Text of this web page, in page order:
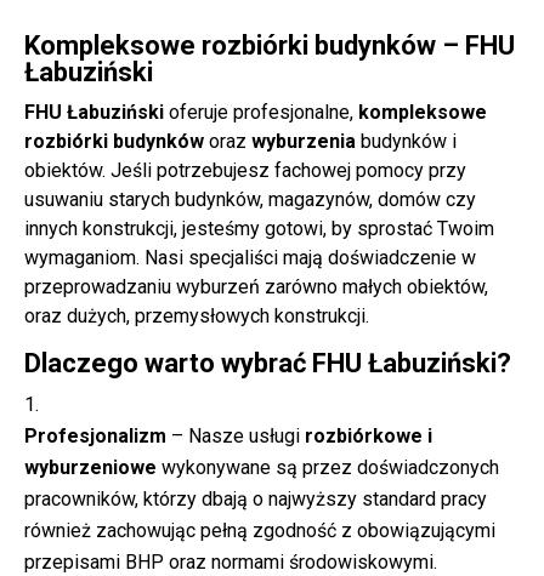
Kompleksowe rozbiórki budynków – FHU
Łabuziński
FHU Łabuziński oferuje profesjonalne, kompleksowe
rozbiórki budynków oraz wyburzenia budynków i
obiektów. Jeśli potrzebujesz fachowej pomocy przy
usuwaniu starych budynków, magazynów, domów czy
innych konstrukcji, jesteśmy gotowi, by sprostać Twoim
wymaganiom. Nasi specjaliści mają doświadczenie w
przeprowadzaniu wyburzeń zarówno małych obiektów,
oraz dużych, przemysłowych konstrukcji.
Dlaczego warto wybrać FHU Łabuziński?
Profesjonalizm – Nasze usługi rozbiórkowe i
wyburzeniowe wykonywane są przez doświadczonych
pracowników, którzy dbają o najwyższy standard pracy
również zachowując pełną zgodność z obowiązującymi
przepisami BHP oraz normami środowiskowymi.